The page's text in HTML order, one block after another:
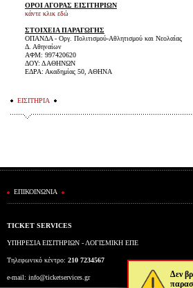
Δεν
ΟΡΟΙ ΑΓΟΡΑΣ ΕΙΣΙΤΗΡΙΩΝ
κάντε κλικ εδώ
ΣΤΟΙΧΕΙΑ ΠΑΡΑΓΩΓΗΣ
ΟΠΑΝΔΑ - Οργ. Πολιτισμού-Αθλητισμού και Νεολαίας
Δ. Αθηναίων
ΑΦΜ: 997420620
ΔΟΥ: Δ ΑΘΗΝΩΝ
ΕΔΡΑ: Ακαδημίας 50, ΑΘΗΝΑ
ΕΙΣΙΤΗΡΙΑ
ΕΠΙΚΟΙΝΩΝΙΑ
TICKET SERVICES
ΥΠΗΡΕΣΙΑ ΕΙΣΙΤΗΡΙΩΝ - ΛΟΓΙΣΜΙΚΗ ΕΠΕ
Τηλεφωνικό κέντρο: 210 7234567
e-mail: info@ticketservices.gr